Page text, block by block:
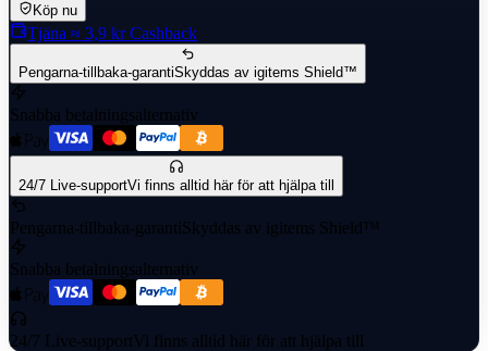
Köp nu
Tjäna ≈ 3,9 krCashback
Pengarna-tillbaka-garantiSkyddas av igitems Shield™
Snabba betalningsalternativ
24/7 Live-supportVi finns alltid här för att hjälpa till
Pengarna-tillbaka-garantiSkyddas av igitems Shield™
Snabba betalningsalternativ
24/7 Live-supportVi finns alltid här för att hjälpa till